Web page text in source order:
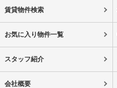
賃貸物件検索
お気に入り物件一覧
スタッフ紹介
会社概要